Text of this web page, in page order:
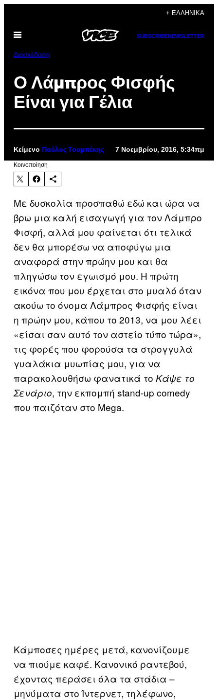
περιεχόμενο
+ ΕΛΛΗΝΙΚΆ
Ανοίξτε
SUBSCRIBENEWSLETTER
Διασκέδαση
Ο Λάμπρος Φισφής
Είναι για Γέλια
Κείμενο Παύλος Τουμπέκης 7 Νοεμβρίου, 2016, 5:34πμ
Kοινοποίηση
Με δυσκολία προσπαθώ εδώ και ώρα να
βρω μια καλή εισαγωγή για τον Λάμπρο
Φισφή, αλλά μου φαίνεται ότι τελικά
δεν θα μπορέσω να αποφύγω μια
αναφορά στην πρώην μου και θα
πληγώσω τον εγωισμό μου. Η πρώτη
εικόνα που μου έρχεται στο μυαλό όταν
ακούω το όνομα Λάμπρος Φισφής είναι
η πρώην μου, κάπου το 2013, να μου λέει
«είσαι σαν αυτό τον αστείο τύπο τώρα»,
τις φορές που φορούσα τα στρογγυλά
γυαλάκια μυωπίας μου, για να
παρακολουθήσω φανατικά το Kάψε το
Σενάριο, την εκπομπή stand-up comedy
που παιζόταν στο Mega.
Κάμποσες ημέρες μετά, κανονίζουμε
να πιούμε καφέ. Κανονικό ραντεβού,
έχοντας περάσει όλα τα στάδια –
μηνύματα στο Ίντερνετ, τηλέφωνο,